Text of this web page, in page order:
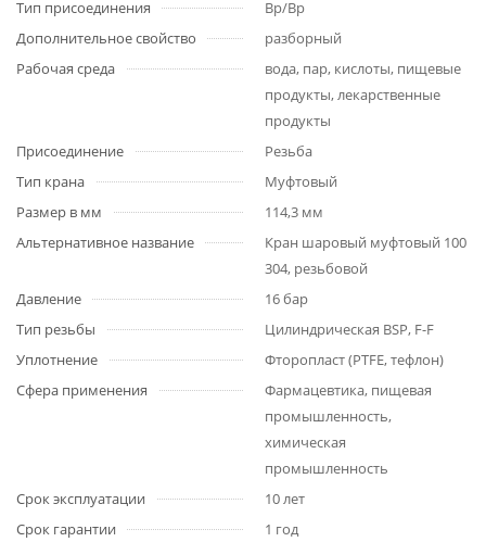
Тип присоединения
Вр/Вр
Дополнительное свойство
разборный
Рабочая среда
вода, пар, кислоты, пищевые
продукты, лекарственные
продукты
Присоединение
Резьба
Тип крана
Муфтовый
Размер в мм
114,3 мм
Альтернативное название
Кран шаровый муфтовый 100
304, резьбовой
Давление
16 бар
Тип резьбы
Цилиндрическая BSP, F-F
Уплотнение
Фторопласт (PTFE, тефлон)
Сфера применения
Фармацевтика, пищевая
промышленность,
химическая
промышленность
Срок эксплуатации
10 лет
Срок гарантии
1 год